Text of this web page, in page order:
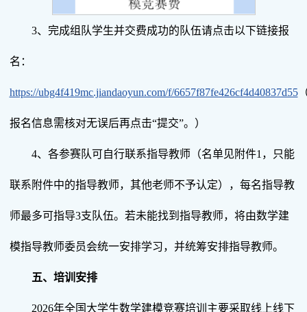
3、完成组队学生并交费成功的队伍请点击以下链接报
名：
https://ubg4f419mc.jiandaoyun.com/f/6657f87fe426cf4d40837d55
报名信息需核对无误后再点击“提交”。）
4、各参赛队可自行联系指导教师（名单见附件1，只能
联系附件中的指导教师，其他老师不予认定），每名指导教
师最多可指导3支队伍。若未能找到指导教师，将由数学建
模指导教师委员会统一安排学习，并统筹安排指导教师。
五、培训安排
2026年全国大学生数学建模竞赛培训主要采取线上线下